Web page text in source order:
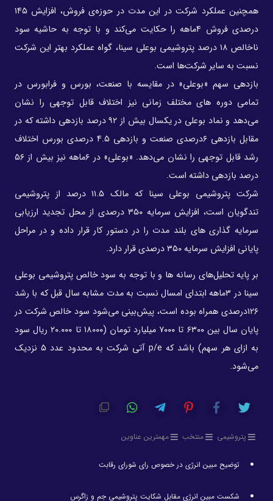
همچنین عملکرد شرکت در این مدت در حوزه‌ی فروش، افزایش ۱۴۵
درصدی فروش ۴ماهه را حکایت می‌کند و با توجه به حاشیه سود
ناخالص ۱۸ درصد پتروشیمی بوعلی سینا، گواه عملکرد بهتر این شرکت
نسبت به سایر شرکت‌ها است.
بازدهی سهم «بوعلی» در مقایسه با صنعت، بورس و فرابورس در
تمامی دوره های مختلف زمانی نیز اختلاف قابل توجهی را نشان
می‌دهد و نماد بوعلی در یکسال بیش از ۹۲ درصد بازدهی داشته که در
مقابل بازدهی ۶درصدی صنعت و بازدهی ۴.۵ درصدی بورس اختلاف
رشد قابل توجهی را نشان می‌دهد. «بوعلی» در ۶ماهه نیز بیش از ۵۶
درصد بازدهی داشته است.
شرکت پتروشیمی بوعلی سینا که مالک ۱۱.۵ درصد از پتروشیمی
تندگویان است، افزایش سرمایه ۳۵۰ درصدی از محل تجدید ارزیابی
سرمایه گذاری های بلند مدت را در دستور کار قرار داده و در مراحل
پایانی افزایش سرمایه ۳۵۰ درصدی قرار دارد.
بر پایه تحلیل‌های رسانه ها و با توجه به سود خالص پتروشیمی بوعلی
سینا در ۳ماهه ابتدای امسال نسبت به مدت مشابه سال قبل که با رشد
۱۲۶درصدی همراه بوده است، پیش‌بینی می‌شود سود خالص شرکت در
پایان سال بین ۶۳۰۰ تا ۷۰۰۰ میلیارد تومان (۱۸۰۰۰ تا ۲۰.۰۰۰ ریال سود
به ازای هر سهم) باشد که p/e آتی شرکت به محدود عدد ۵ نزدیک
می‌شود.
پتروشیمی منتخب مهمترین عناوین
توضیح مبین انرژی در خصوص رای شورای رقابت
شکست مبین انرژی مقابل شکایت پتروشیمی جم و زاگرس